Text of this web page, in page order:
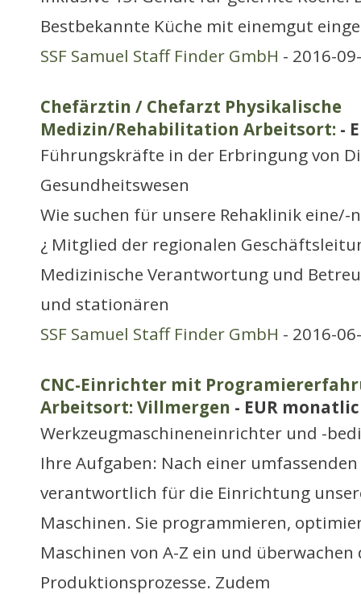
Bestbekannte Küche mit einemgut
SSF Samuel Staff Finder GmbH - 2016-
Chefärztin / Chefarzt Physikalische
Medizin/Rehabilitation Arbeitsort: -
Führungskräfte in der Erbringung von
Gesundheitswesen
Wie suchen für unsere Rehaklinik
¿ Mitglied der regionalen
Medizinische Verantwortung und
und stationären
SSF Samuel Staff Finder GmbH - 2016-
CNC-Einrichter mit
Arbeitsort: Villmergen - EUR
Werkzeugmaschineneinrichter und -
Ihre Aufgaben: Nach einer
verantwortlich für die Einrichtung
Maschinen. Sie programmieren,
Maschinen von A-Z ein und überwachen
Produktionsprozesse. Zudem